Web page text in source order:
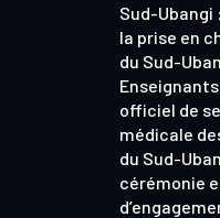
Sud-Ubangi
la prise en
du Sud-
officiel de
médicale
du Sud-
cérémonie